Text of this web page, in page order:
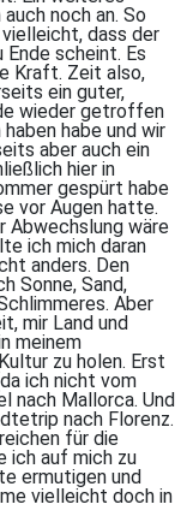
noch an. So
dass der
scheint. Es
Kraft. Zeit also,
ein guter,
wieder getroffen
habe und wir
aber auch ein
hier in
gespürt habe
vor Augen hatte.
Abwechslung wäre
ich mich daran
anders. Den
Sonne, Sand,
Aber
mir Land und
meinem
zu holen. Erst
ich nicht vom
nach Mallorca. Und
nach Florenz.
für die
ich auf mich zu
ermutigen und
vielleicht doch in